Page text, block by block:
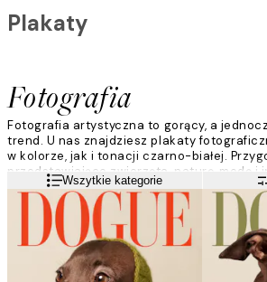
Fotografia
Plakaty
Fotografia artystyczna to gorący, a
trend. U nas znajdziesz plakaty
w kolorze, jak i tonacji czarno-białej.
przedstawiające zwierzęta, naturę, modę i
fotograficzne, które dobrze pasują na
typograficznych.
Czytaj więcejWszytkie kategorie